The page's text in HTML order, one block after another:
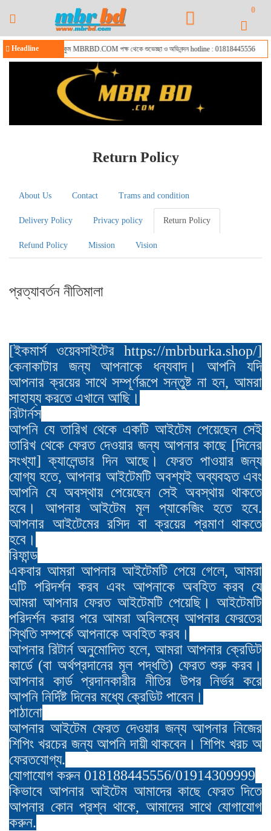
0
Headline
আসসালামু আলাইকুম MBRBD.COM পক্ষ থেকে শুভেচ্ছা ও অভিনন্দন hotline : 01818445556
Return Policy
About Us Contact Trams and condition
Delivery Policy Privacy policy Return Policy
Refund Policy Mission Vision
প্রত্যাবর্তন নীতিমালা
[ইকমার্স ওয়েবসাইটের https://mbrburka.shop/]
কেনাকাটার জন্য আপনাকে ধন্যবাদ। আপনি যদি
আপনার ক্রয়ের সাথে সম্পূর্ণরূপে সন্তুষ্ট না হন, আমরা
সাহায্য করতে এখানে আছি।
রিটার্নস
আপনি যে তারিখ থেকে একটি আইটেম পেয়েছেন সেই
তারিখ থেকে ফেরত দেওয়ার জন্য আপনার কাছে [দিনের
সংখ্যা] ক্যালেন্ডার দিন আছে। ফেরত পাওয়ার জন্য
যোগ্য হতে, আপনার আইটেমটি অবশ্যই অব্যবহৃত এবং
আপনি যে অবস্থায় পেয়েছেন সেই অবস্থায় থাকতে
হবে। আপনার আইটেম মূল প্যাকেজিং হতে হবে.
আপনার আইটেমের রসিদ বা ক্রয়ের প্রমাণ থাকতে
হবে।
রিফান্ড
একবার আমরা আপনার আইটেমটি পেয়ে গেলে, আমরা
এটি পরিদর্শন করব এবং আপনাকে অবহিত করব যে
আমরা আপনার ফেরত আইটেমটি পেয়েছি। আইটেমটি
পরিদর্শন করার পরে আমরা অবিলম্বে আপনার ফেরতের
স্থিতি সম্পর্কে আপনাকে অবহিত করব।
আপনার রিটার্ন অনুমোদিত হলে, আমরা আপনার ক্রেডিট
কার্ডে (বা অর্থপ্রদানের মূল পদ্ধতি) ফেরত শুরু করব।
আপনার কার্ড প্রদানকারীর নীতির উপর নির্ভর করে
আপনি নির্দিষ্ট দিনের মধ্যে ক্রেডিট পাবেন।
পাঠানো
আপনার আইটেম ফেরত দেওয়ার জন্য আপনার নিজের
শিপিং খরচের জন্য আপনি দায়ী থাকবেন। শিপিং খরচ অ
ফেরতযোগ্য.
যোগাযোগ করুন 018188445556/01914309999
কিভাবে আপনার আইটেম আমাদের কাছে ফেরত দিতে
আপনার কোন প্রশ্ন থাকে, আমাদের সাথে যোগাযোগ
করুন.